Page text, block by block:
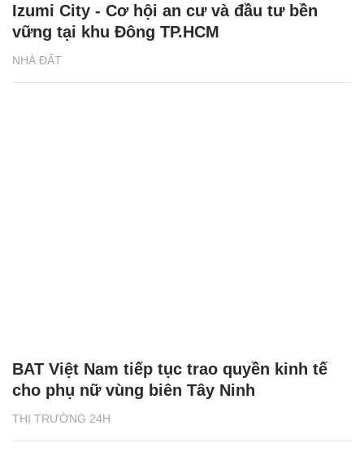
NHÀ ĐẤT
Izumi City - Cơ hội an cư và đầu tư bền
vững tại khu Đông TP.HCM
THỊ TRƯỜNG 24H
BAT Việt Nam tiếp tục trao quyền kinh tế
cho phụ nữ vùng biên Tây Ninh